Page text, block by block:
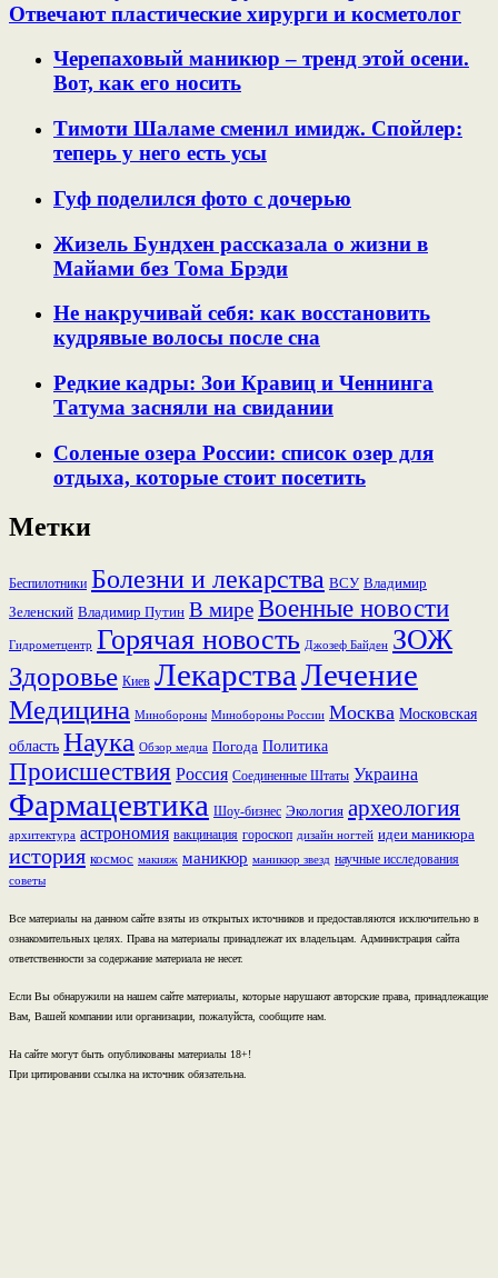
Отвечают пластические хирурги и косметолог
Черепаховый маникюр – тренд этой осени.
Вот, как его носить
Тимоти Шаламе сменил имидж. Спойлер:
теперь у него есть усы
Гуф поделился фото с дочерью
Жизель Бундхен рассказала о жизни в
Майами без Тома Брэди
Не накручивай себя: как восстановить
кудрявые волосы после сна
Редкие кадры: Зои Кравиц и Ченнинга
Татума засняли на свидании
Соленые озера России: список озер для
отдыха, которые стоит посетить
Метки
Беспилотники Болезни и лекарства ВСУ Владимир
Зеленский Владимир Путин В миреВоенные новости
Гидрометцентр Горячая новость Джозеф Байден ЗОЖ
Здоровье Киев ЛекарстваЛечение
Медицина Минобороны Минобороны России Москва Московская
область Наука Обзор медиа Погода Политика
Происшествия Россия Соединенные Штаты Украина
Фармацевтика Шоу-бизнес Экология археология
архитектура астрономия вакцинация гороскоп дизайн ногтей идеи маникюра
история космос макияж маникюр маникюр звезд научные исследования
советы
Все материалы на данном сайте взяты из открытых источников и предоставляются исключительно в
ознакомительных целях. Права на материалы принадлежат их владельцам. Администрация сайта
ответственности за содержание материала не несет.
Если Вы обнаружили на нашем сайте материалы, которые нарушают авторские права, принадлежащие
Вам, Вашей компании или организации, пожалуйста, сообщите нам.
На сайте могут быть опубликованы материалы 18+!
При цитировании ссылка на источник обязательна.